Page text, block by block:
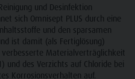
und Desinfektion
sich Omnisept PLUS durch eine
und den sparsamen
ist damit (als Fertiglösung)
Materialverträglichkeit
und des Verzichts auf Chloride bei
Korrosionsverhalten auf.